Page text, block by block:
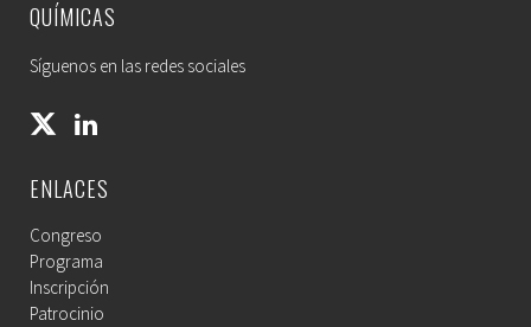
QUÍMICAS
Síguenos en las redes sociales
ENLACES
Congreso
Programa
Inscripción
Patrocinio